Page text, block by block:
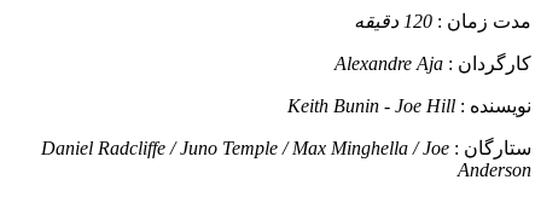
مدت زمان : 120 دقیقه
کارگردان : Alexandre Aja
نویسنده : Keith Bunin - Joe Hill
ستارگان : Daniel Radcliffe / Juno Temple / Max Minghella / Joe
Anderson